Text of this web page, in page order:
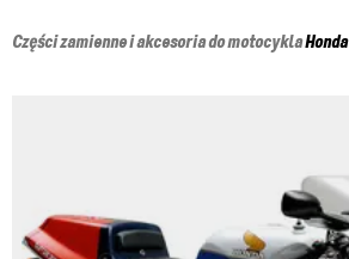
Części zamienne i akcesoria do motocyklaHonda